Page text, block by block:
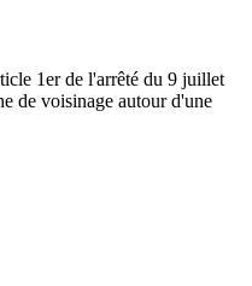
1er de l'arrêté du 9 juillet
de voisinage autour d'une